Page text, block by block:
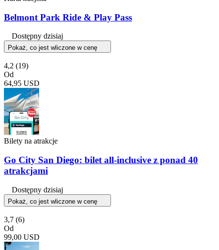
Belmont Park Ride & Play Pass
Dostępny dzisiaj
Pokaż, co jest wliczone w cenę
4,2 (19)
Od
64,95 USD
Bilety na atrakcje
Go City San Diego: bilet all-inclusive z ponad 40
atrakcjami
Dostępny dzisiaj
Pokaż, co jest wliczone w cenę
3,7 (6)
Od
99,00 USD